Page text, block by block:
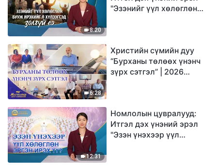
8:20
"Эзэнийг үүл хөлөглөн
6:28
Христийн сүмийн дуу
“Бурханы төлөөх үнэнч
зүрх сэтгэл” | 2026
12:31
Номлолын цувралууд:
Итгэл дэх үнэний эрэл
"Эзэн үнэхээр үүл